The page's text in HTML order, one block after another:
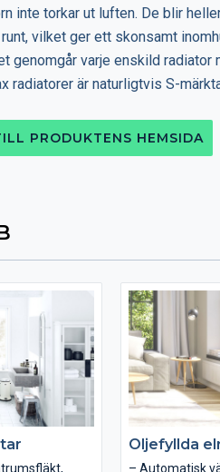
inte torkar ut luften. De blir
vilket ger ett skonsamt
genomgår varje enskild
radiatorer är naturligtvis S-
PRODUKTENS HEMSIDA
Oljefyllda
– Automatisk